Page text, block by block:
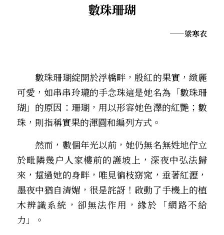
――數珠珊瑚
——梁寒衣
數珠珊瑚綻開於浮橋畔，殷紅的果實，緻麗
可愛，如串串玲瓏的手念珠――這是她名為「數珠珊
瑚」的原因：珊瑚，用以形容她色澤的紅艷；數
珠，則指稱實果的渾圓和編列方式。
然而，數個年光以前，她仍無名無姓地佇立
於毗隣幾户人家樓前的護坡上，深夜中弘法歸
來，踅過她的身畔，唯見徧枝窈窕，垂著紅瀝，
墨夜中猶自清媚，很是詫訝！啟動了手機上的植
木辨識系統，卻無法作用，緣於「網路不給
力」。